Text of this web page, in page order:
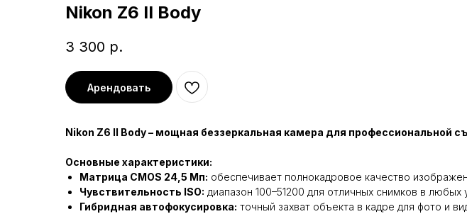
Nikon Z6 II Body
3 300 р.
Арендовать
Nikon Z6 II Body – мощная беззеркальная камера для профессиональной
Основные характеристики:
Матрица CMOS 24,5 Мп: обеспечивает полнокадровое качество
Чувствительность ISO: диапазон 100–51200 для отличных снимков в любых
Гибридная автофокусировка: точный захват объекта в кадре для фото и